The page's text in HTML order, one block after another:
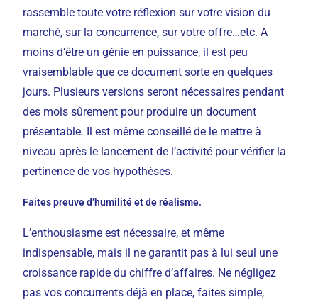
rassemble toute votre réflexion sur votre vision du
marché, sur la concurrence, sur votre offre…etc. A
moins d’être un génie en puissance, il est peu
vraisemblable que ce document sorte en quelques
jours. Plusieurs versions seront nécessaires pendant
des mois sûrement pour produire un document
présentable. Il est même conseillé de le mettre à
niveau après le lancement de l’activité pour vérifier la
pertinence de vos hypothèses.
Faites preuve d’humilité et de réalisme.
L’enthousiasme est nécessaire, et même
indispensable, mais il ne garantit pas à lui seul une
croissance rapide du chiffre d’affaires. Ne négligez
pas vos concurrents déjà en place, faites simple,